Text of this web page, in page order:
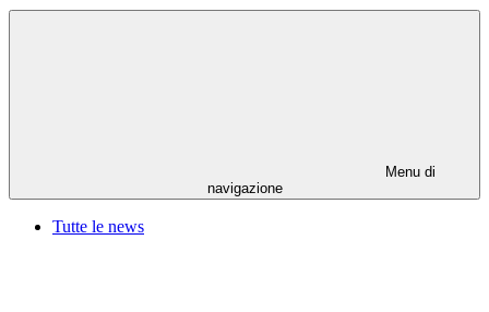
Menu di
navigazione
Tutte le news